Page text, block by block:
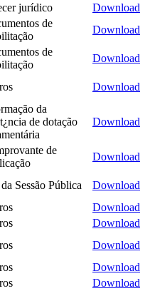
jurídico
Download
de
Download
de
Download
Download
da
de dotação
Download
de
Download
Sessão Pública
Download
Download
Download
Download
Download
Download